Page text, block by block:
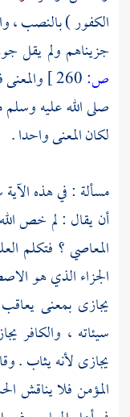
الكفور ) بالنصب ،
جزيناهم ولم يقل
ص:
صلى الله عليه
لكان المعنى واحدا .
مسألة : في هذه
أن يقال : لم خص
المعاصي ؟ فتكلم
الجزاء الذي هو
يجازى بمعنى
سيئاته ، والكافر
يجازى لأنه يثاب .
المؤمن فلا يناقش